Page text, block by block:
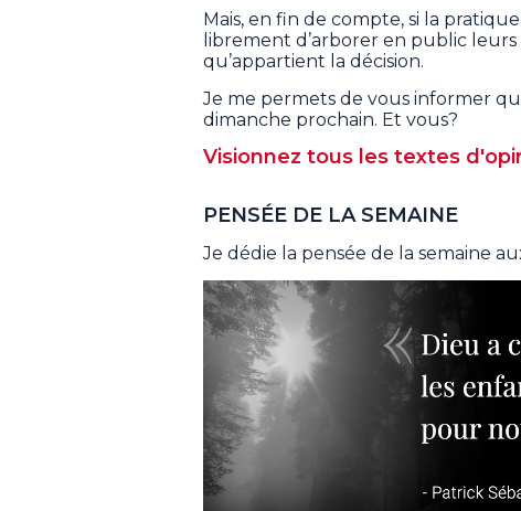
Mais, en fin de compte, si la
librement d’arborer en public leurs
qu’appartient la décision.
Je me permets de vous informer
dimanche prochain. Et vous?
Visionnez tous les textes
PENSÉE DE LA SEMAINE
Je dédie la pensée de la semaine